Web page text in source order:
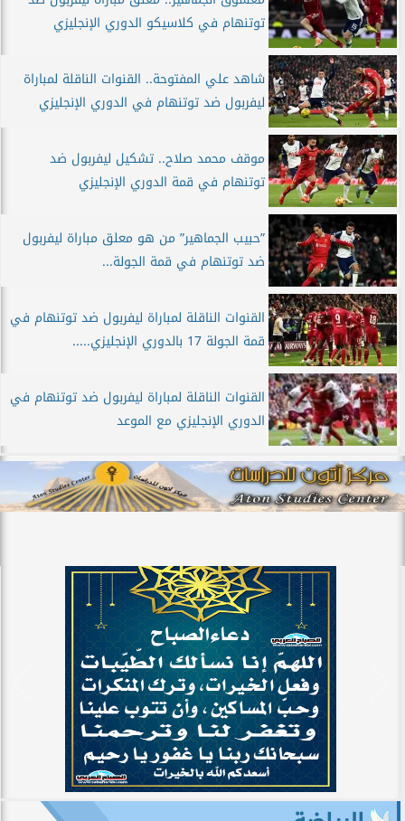
توتنهام في كلاسيكو الدوري الإنجليزي
شاهد علي المفتوحة.. القنوات الناقلة لمباراة
ليفربول ضد توتنهام في الدوري الإنجليزي
موقف محمد صلاح.. تشكيل ليفربول ضد
توتنهام في قمة الدوري الإنجليزي
”حبيب الجماهير” من هو معلق مباراة ليفربول
ضد توتنهام في قمة الجولة...
القنوات الناقلة لمباراة ليفربول ضد توتنهام في
قمة الجولة 17 بالدوري الإنجليزي.....
القنوات الناقلة لمباراة ليفربول ضد توتنهام في
الدوري الإنجليزي مع الموعد